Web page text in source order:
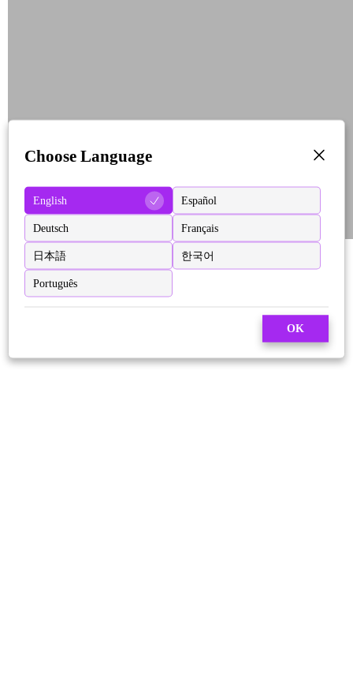
Choose Language
English Español
Deutsch Français
日本語 한국어
Português
OK